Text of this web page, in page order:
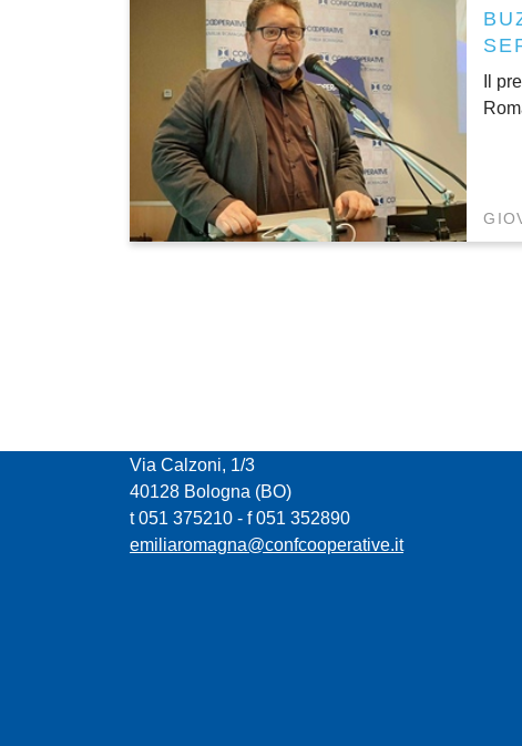
Il
Via Calzoni, 1/3
40128 Bologna (BO)
t 051 375210 - f 051 352890
emiliaromagna@confcooperative.it